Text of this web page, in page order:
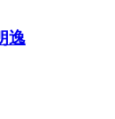
逸